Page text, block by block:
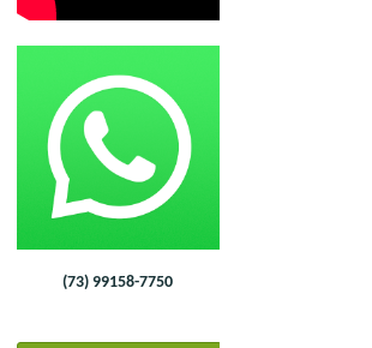
(73) 99158-7750